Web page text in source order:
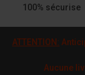
100% sécurise
ATTENTION:
Aucune